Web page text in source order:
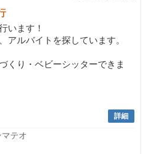
います！
アルバイトを探しています。
くり・ベビーシッターできま
詳細
テオ